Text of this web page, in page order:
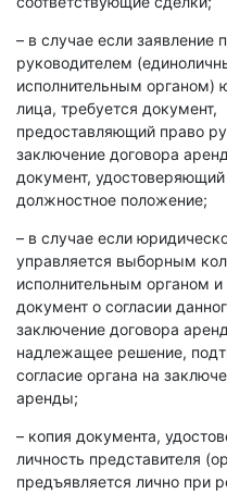
– в случае если заявление
руководителем
исполнительным органом)
лица, требуется документ,
предоставляющий право
заключение договора
документ, удостоверяющий
должностное положение;
– в случае если
управляется выборным
исполнительным органом и
документ о согласии
заключение договора
надлежащее решение,
согласие органа на
аренды;
– копия документа,
личность представителя
предъявляется лично при